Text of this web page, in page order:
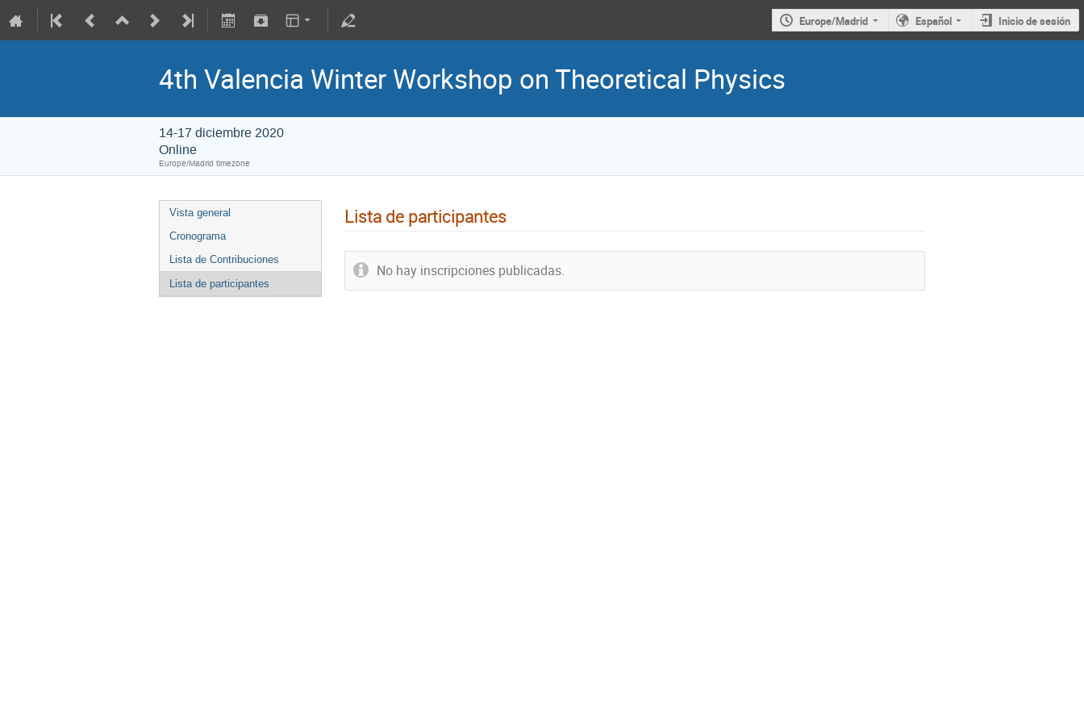
Europe/Madrid Español Inicio de sesión
4th Valencia Winter Workshop on Theoretical Physics
14-17 diciembre 2020
Online
Europe/Madrid timezone
Vista general
Cronograma
Lista de Contribuciones
Lista de participantes
Lista de participantes
No hay inscripciones publicadas.